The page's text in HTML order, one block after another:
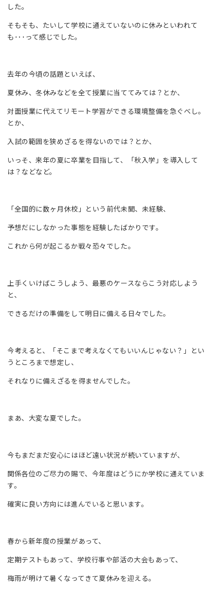
した。
そもそも、たいして学校に通えていないのに休みといわれて
も･･･って感じでした。
去年の今頃の話題といえば、
夏休み、冬休みなどを全て授業に当ててみては？とか、
対面授業に代えてリモート学習ができる環境整備を急ぐべし。
とか、
入試の範囲を狭めざるを得ないのでは？とか、
いっそ、来年の夏に卒業を目指して、「秋入学」を導入して
は？などなど。
「全国的に数ヶ月休校」という前代未聞、未経験、
予想だにしなかった事態を経験したばかりです。
これから何が起こるか戦々恐々でした。
上手くいけばこうしよう、最悪のケースならこう対応しよう
と、
できるだけの準備をして明日に備える日々でした。
今考えると、「そこまで考えなくてもいいんじゃない？」とい
うところまで想定し、
それなりに備えざるを得ませんでした。
まあ、大変な夏でした。
今もまだまだ安心にはほど遠い状況が続いていますが、
関係各位のご尽力の賜で、今年度はどうにか学校に通えていま
す。
確実に良い方向には進んでいると思います。
春から新年度の授業があって、
定期テストもあって、学校行事や部活の大会もあって、
梅雨が明けて暑くなってきて夏休みを迎える。